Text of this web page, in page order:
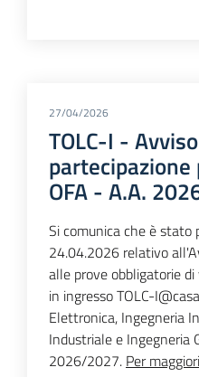
27/04/2026
TOLC-I -
OFA - A.A.
Si comunica che è stato
24.04.2026 relativo
alle prove obbligatorie
in ingresso TOLC-
Elettronica, Ingegneria
Industriale e Ingegneria
2026/2027. Per